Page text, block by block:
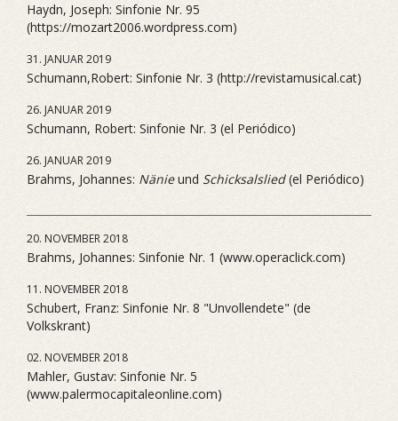
Haydn, Joseph: Sinfonie Nr. 95
(https://mozart2006.wordpress.com)
31. JANUAR 2019
Schumann,Robert: Sinfonie Nr. 3 (http://revistamusical.cat)
26. JANUAR 2019
Schumann, Robert: Sinfonie Nr. 3 (el Periódico)
26. JANUAR 2019
Brahms, Johannes: Nänieund Schicksalslied(el Periódico)
20. NOVEMBER 2018
Brahms, Johannes: Sinfonie Nr. 1 (www.operaclick.com)
11. NOVEMBER 2018
Schubert, Franz: Sinfonie Nr. 8 "Unvollendete" (de
Volkskrant)
02. NOVEMBER 2018
Mahler, Gustav: Sinfonie Nr. 5
(www.palermocapitaleonline.com)